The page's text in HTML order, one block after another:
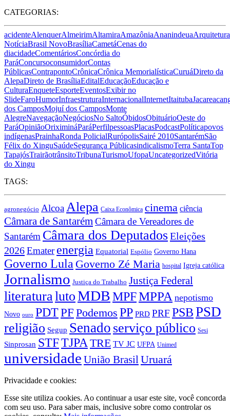
CATEGORIAS:
acidenteAlenquerAlmeirimAltamiraAmazôniaAnanindeuaArquitetura
NotíciaBrasil NovoBrasíliaCametáCenas do
diacidadeComentáriosConcórdia do
ParáConcursoconsumidorContas
PúblicasContrapontoCrônicaCrônica MemorialísticaCuruáDireto da
AlepaDireto de BrasíliaEditalEducaçãoEducação e
CulturaEnqueteEsporteEventosExibir no
SlideFaroHumorInfraestruturaInternacionalInternetItaituba
dos CamposMojuí dos CamposMonte
AlegreNavegaçãoNegóciosNo SaltoÓbidosObituárioOeste do
ParáOpiniãoOriximináParáPerfilpessoasPlacasPodcastPolíticapovos
indígenasPrainhaRonda PolicialRurópolisSairé 2010SantarémSão
Félix do XinguSaúdeSegurança PúblicasindicalismoTerra SantaTop
TapajósTrairãotrânsitoTribunaTurismoUfopaUncategorizedVitória
do Xingu
TAGS:
agronegócio AlcoaAlepa Caixa Econômica cinema ciência
Câmara de SantarémCâmara de Vereadores de
Santarém Câmara dos DeputadosEleições
2026Emater energia Equatorial Espólio Governo Hana
Governo Lula Governo Zé Maria hospital Igreja católica
Jornalismo Justiça do Trabalho Justiça Federal
literaturalutoMDBMPFMPPA nepotismo
Novo ouro PDTPF Podemos PP PRD PRF PSBPSD
religião Segup Senado serviço público Sesi
Sinprosan STFTJPATRE TV JC UFPA Unimed
universidade União BrasilUruará
Privacidade e cookies:
Esse site utiliza cookies. Ao continuar a usar este site, você concorda
com seu uso. Para saber mais, inclusive sobre como controlar os